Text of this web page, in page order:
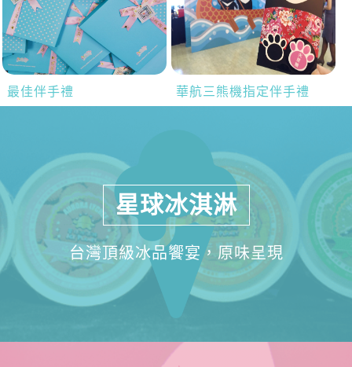
最佳伴手禮 華航三熊機指定伴手禮
星球冰淇淋
台灣頂級冰品饗宴，原味呈現